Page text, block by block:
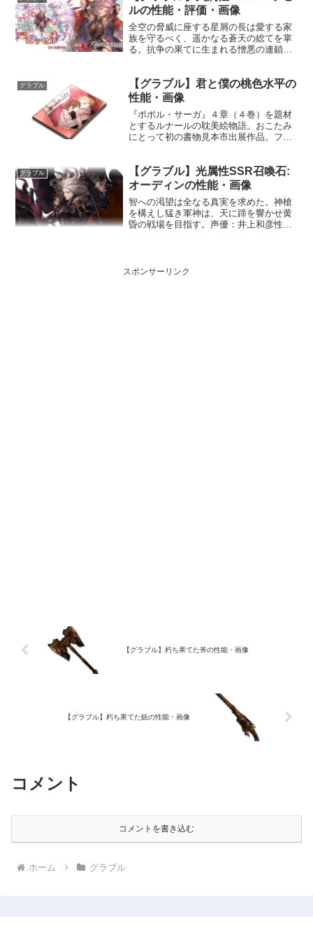
に土...
ルの性能・評価・画像
全空の脅威に座する星屑の長は愛する家
族を守るべく、遥かなる蒼天の総てを掌
る。抗争の果てに生まれる憎悪の連鎖を
護り続ける。プロフィール年齢：17歳
（自称）身長：169cm...
グラブル
【グラブル】君と僕の桃色水平の
性能・画像
『ポポル・サーガ』４章（４巻）を題材
とするルナールの耽美絵物語。おこたみ
にとって初の書物見本市出展作品。ファ
夜の浜辺でふたりが徐々に絆を深め、そ
の友情が愛情に昇華するま...
グラブル
【グラブル】光属性SSR召喚石:
オーディンの性能・画像
智への渇望は全なる真実を求めた。神槍
を構えし猛き軍神は、天に蹄を響かせ黄
昏の戦場を目指す。声優：井上和彦性能
スポンサーリンク
【グラブル】朽ち果てた斧の性能・画像
【グラブル】朽ち果てた銃の性能・画像
コメント
コメントを書き込む
ホーム グラブル